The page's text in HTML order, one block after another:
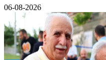
06-08-2026